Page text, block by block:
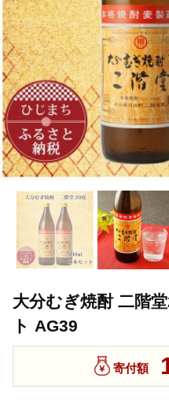
大分むぎ焼酎 二階
ト AG39
寄付額